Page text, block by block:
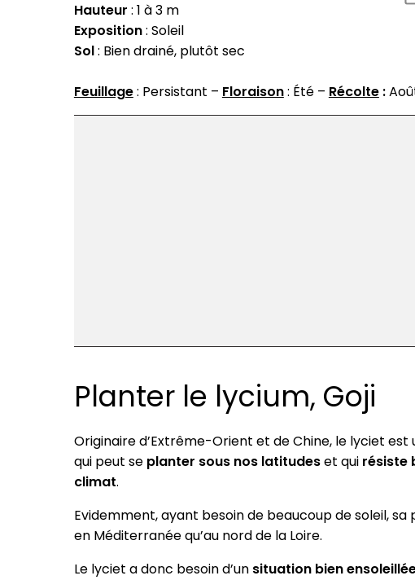
Hauteur : 1 à 3 m
Exposition: Soleil
Sol: Bien drainé, plutôt sec
Feuillage: Persistant – Floraison: Été – Récolte:
Planter le lycium, Goji
Originaire d’Extrême-Orient et de Chine, le lyciet est
qui peut se planter sous nos latitudeset qui résiste
climat.
Evidemment, ayant besoin de beaucoup de soleil,
en Méditerranée qu’au nord de la Loire.
Le lyciet a donc besoin d’unsituation bien